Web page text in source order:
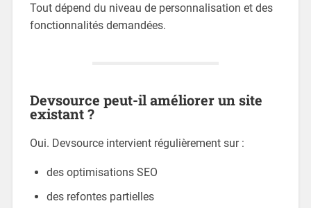
Tout dépend du niveau de personnalisation et des
fonctionnalités demandées.
Devsource peut-il améliorer un site
existant ?
Oui. Devsource intervient régulièrement sur :
des optimisations SEO
des refontes partielles